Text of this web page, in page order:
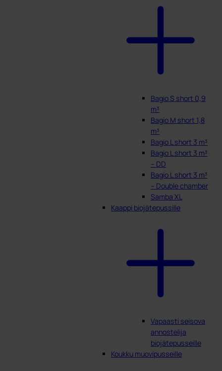
Bagio S short 0,9
m³
Bagio M short 1,8
m³
Bagio L short 3 m³
Bagio L short 3 m³
– DD
Bagio L short 3 m³
– Double chamber
Samba XL
Kaappi biojätepussille
Vapaasti seisova
annostelija
biojätepusseille
Koukku muovipusseille